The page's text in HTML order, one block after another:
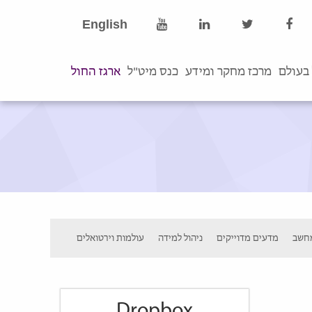
English
בעולם מרכז מחקר ומידע כנס מיט"ל ארגז החול
מדעים מדוייקים ניהול למידה
עולמות וירטואלים